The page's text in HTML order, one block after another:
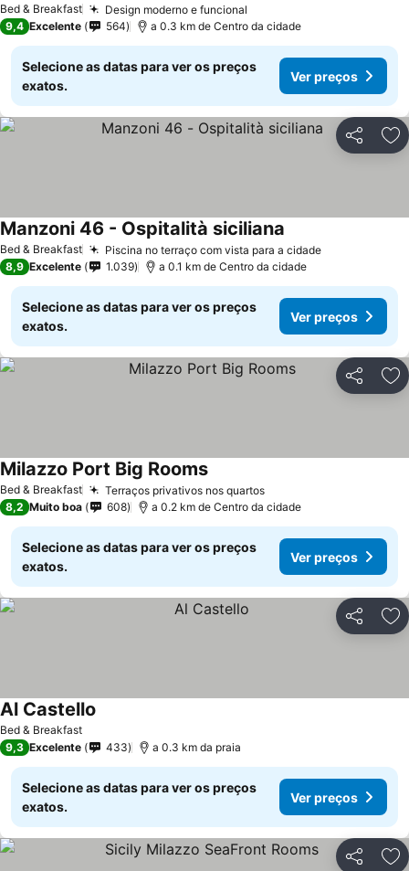
Bed & Breakfast Design moderno e funcional
9,4 Excelente 564 a 0.3 km de Centro da cidade
Selecione as datas para ver os preços
exatos.
Ver preços
Partilhar
Bed & Breakfast Piscina no terraço com vista para a cidade
Manzoni 46 - Ospitalità siciliana
8,9 Excelente 1.039 a 0.1 km de Centro da cidade
Selecione as datas para ver os preços
exatos.
Ver preços
Partilhar
Bed & Breakfast Terraços privativos nos quartos
Milazzo Port Big Rooms
8,2 Muito boa 608 a 0.2 km de Centro da cidade
Selecione as datas para ver os preços
exatos.
Ver preços
Partilhar
Bed & Breakfast
Al Castello
9,3 Excelente 433 a 0.3 km da praia
Selecione as datas para ver os preços
exatos.
Ver preços
Partilhar